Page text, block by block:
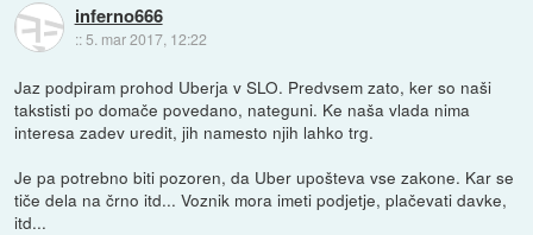
inferno666
:: 5. mar 2017, 12:22
Jaz podpiram prohod Uberja v SLO. Predvsem zato, ker so naši
takstisti po domače povedano, nateguni. Ke naša vlada nima
interesa zadev uredit, jih namesto njih lahko trg.
Je pa potrebno biti pozoren, da Uber upošteva vse zakone. Kar se
tiče dela na črno itd... Voznik mora imeti podjetje, plačevati davke,
itd...